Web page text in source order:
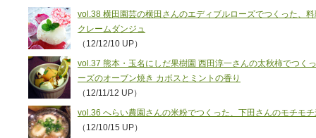
vol.38 横田園芸の横田さんのエディブルローズでつくった、
クレームダンジュ
（12/12/10 UP）
vol.37 熊本・玉名にしだ果樹園 西田淳一さんの太秋柿でつく
ーズのオーブン焼き カボスとミントの香り
（12/11/12 UP）
vol.36 へらい農園さんの米粉でつくった、下田さんのモチモ
（12/10/15 UP）